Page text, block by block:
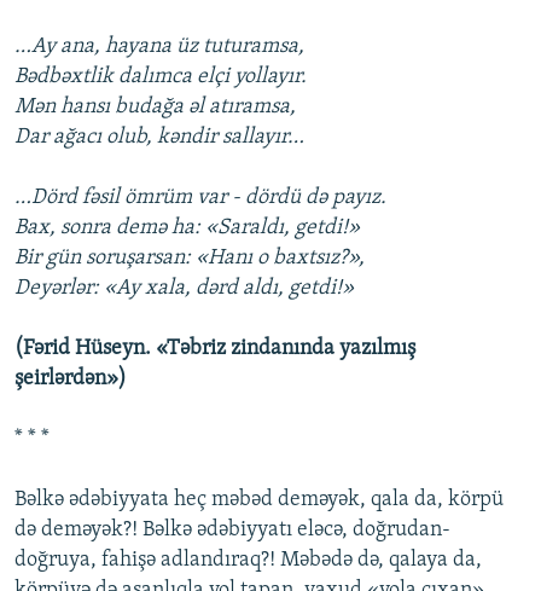
…Ay ana, hayana üz tuturamsa,
Bədbəxtlik dalımca elçi yollayır.
Mən hansı budağa əl atıramsa,
Dar ağacı olub, kəndir sallayır…
…Dörd fəsil ömrüm var - dördü də payız.
Bax, sonra demə ha: «Saraldı, getdi!»
Bir gün soruşarsan: «Hanı o baxtsız?»,
Deyərlər: «Ay xala, dərd aldı, getdi!»
(Fərid Hüseyn. «Təbriz zindanında yazılmış
şeirlərdən»)
* * *
Bəlkə ədəbiyyata heç məbəd deməyək, qala da, körpü
də deməyək?! Bəlkə ədəbiyyatı eləcə, doğrudan-
doğruya, fahişə adlandıraq?! Məbədə də, qalaya da,